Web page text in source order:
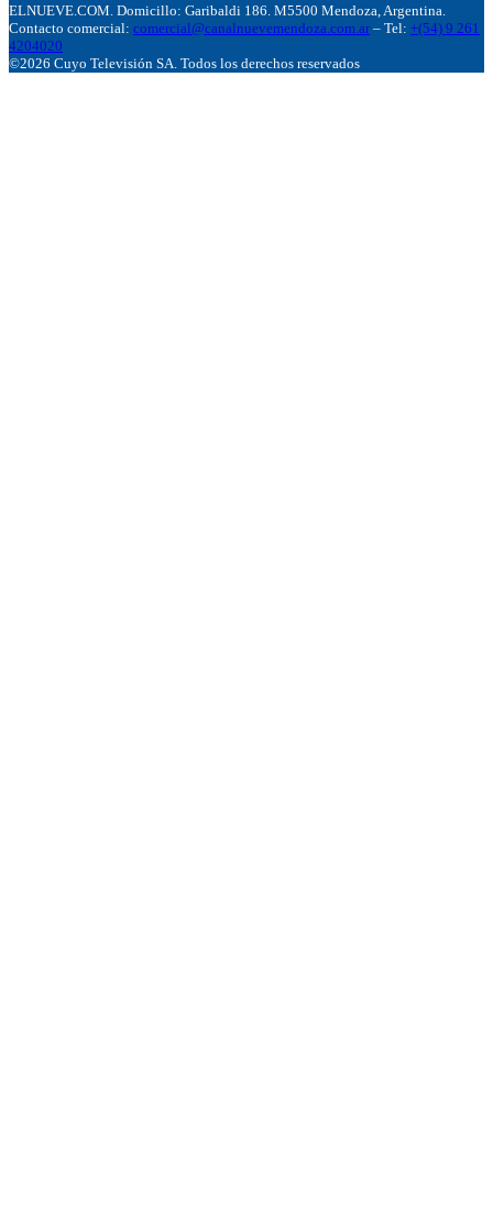
ELNUEVE.COM. Domicillo: Garibaldi 186. M5500 Mendoza, Argentina.
Contacto comercial: comercial@canalnuevemendoza.com.ar – Tel: +(54) 9 261
4204020
©2026 Cuyo Televisión SA. Todos los derechos reservados